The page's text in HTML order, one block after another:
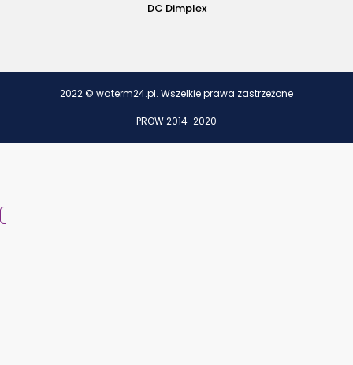
DC Dimplex
2022 © waterm24.pl. Wszelkie prawa zastrzeżone
PROW 2014-2020